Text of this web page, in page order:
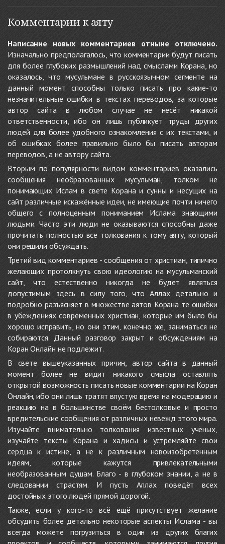
Комментарии к аяту
Написание новых комментариев отныне отключено.
Изначально предполагалось, что комментарии будут писать
для более глубоких размышлений над смыслами Корана, но
оказалось, что мусульмане в русскоязычном сегменте на
данный момент способны только писать про какие-то
незначительные ошибки в текстах переводов, за которые
автор сайта в любом случае не несёт никакой
ответственности, ибо он лишь публикует труды других
людей для более удобного ознакомления с их текстами, и
об ошибках более правильно было бы писать авторам
переводов, а не автору сайта.
Вторым по популярности видом комментариев оказались
сообщения необразованных мусульман, толком не
понимающих Ислам в свете Корана и сунны и несущих на
сайт различные искажённые идеи, не имеющие почти ничего
общего с полноценным пониманием Ислама знающими
людьми. Часто эти люди не оказываются способны даже
прочитать полностью все толкования к тому аяту, который
они решили обсуждать.
Третий вид комментариев - сообщения от христиан, типично
желающих протолкнуть свою идеологию на мусульманский
сайт, что естественно никогда не будет являться
допустимым здесь в силу того, что Аллах детально и
подробно разъясняет в множестве аятов Корана те ошибки
в убеждениях современных христиан, которые им было бы
хорошо исправить, но они этим, конечно же, заниматься не
собираются. Данный разговор закрыт и обсуждениям на
Коран Онлайн не подлежит.
В свете вышеуказанных причин, автор сайта в данный
момент более не видит никакого смысла оставлять
открытой возможность писать новые комментарии на Коран
Онлайн, ибо они лишь тратят впустую время на модерацию и
реакцию на в большинстве своём бестолковые и просто
вредительские сообщения от различных невежд этого мира.
Изучайте внимательно толкования известных учёных,
изучайте тексты Корана и хадисы и устремляйте свои
сердца к истине, а не к различным новоизобретённым
идеям, которые кажутся привлекательными
необразованным душам. Благо - в глубоком знании, а не в
следовании страстям. И пусть Аллах поведёт всех
достойных этого людей прямой дорогой.
Также, если у кого-то всё ещё присутствует желание
обсудить более детально некоторые аспекты Ислама - вы
всегда можете погрузиться в один из других благих